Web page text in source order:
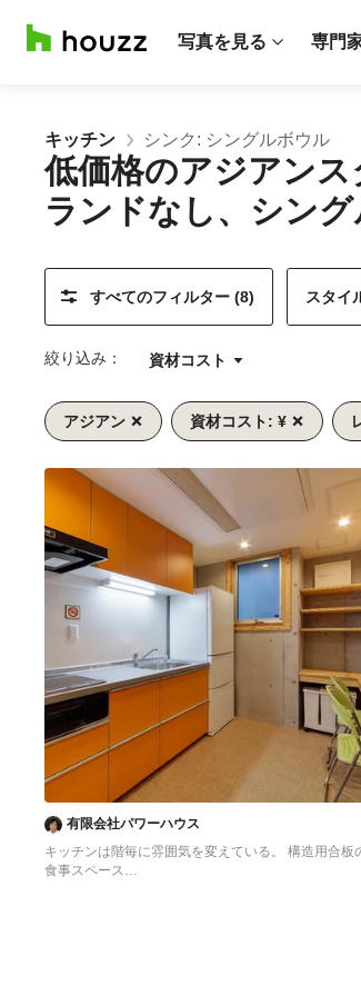
写真を見る 専門
キッチン シンク: シングルボウル
低価格のアジアン
ランドなし、シン
すべてのフィルター (8) スタイ
絞り込み： 資材コスト
アジアン 資材コスト: ¥
へ
へ
有限会社パワーハウス
キッチンは階毎に雰囲気を変えている。 構造用合板
食事スペース